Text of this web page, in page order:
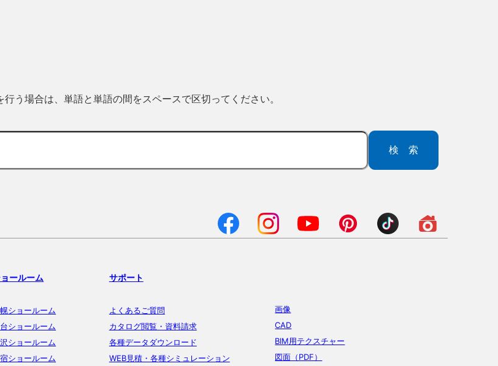
う場合は、単語と単語の間をスペースで区切ってください。
検索
ールーム
ショールーム
ショールーム
ショールーム
ショールーム
サポート
よくあるご質問
カタログ閲覧・資料請求
各種データダウンロード
WEB見積・各種シミュレーション
画像
CAD
BIM用テクスチャー
図面（PDF）